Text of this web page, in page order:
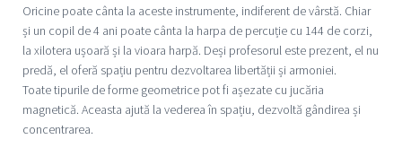
Oricine poate cânta la aceste instrumente, indiferent de vârstă. Chiar
și un copil de 4 ani poate cânta la harpa de percuție cu 144 de corzi,
la xilotera ușoară și la vioara harpă. Deși profesorul este prezent, el nu
predă, el oferă spațiu pentru dezvoltarea libertății și armoniei.
Toate tipurile de forme geometrice pot fi așezate cu jucăria
magnetică. Aceasta ajută la vederea în spațiu, dezvoltă gândirea și
concentrarea.